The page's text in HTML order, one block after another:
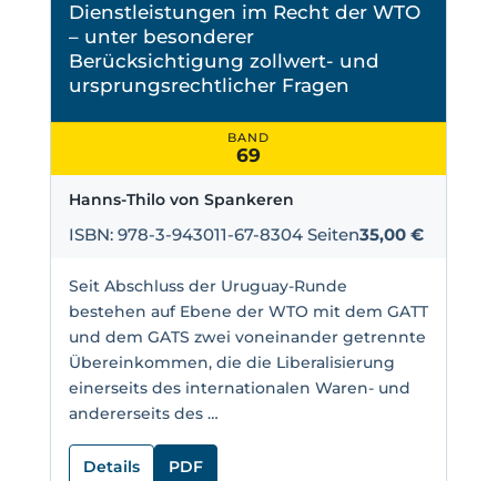
Dienstleistungen im Recht der WTO
– unter besonderer
Berücksichtigung zollwert- und
ursprungsrechtlicher Fragen
BAND
69
Hanns-Thilo von Spankeren
ISBN: 978-3-943011-67-8304 Seiten35,00 €
Seit Abschluss der Uruguay-Runde
bestehen auf Ebene der WTO mit dem GATT
und dem GATS zwei voneinander getrennte
Übereinkommen, die die Liberalisierung
einerseits des internationalen Waren- und
andererseits des …
Details PDF